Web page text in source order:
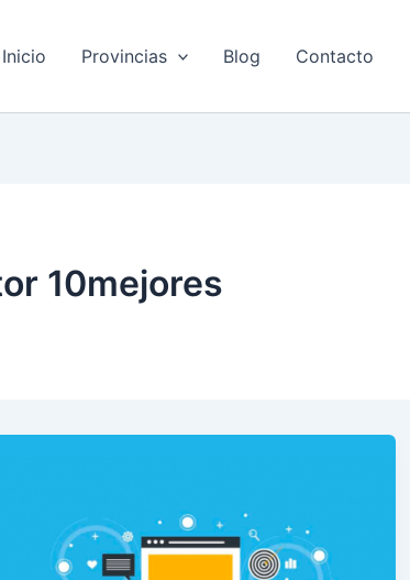
Inicio Provincias Blog Contacto
10mejores